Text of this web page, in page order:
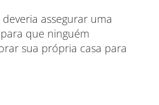
assegurar uma
que ninguém
sua própria casa para